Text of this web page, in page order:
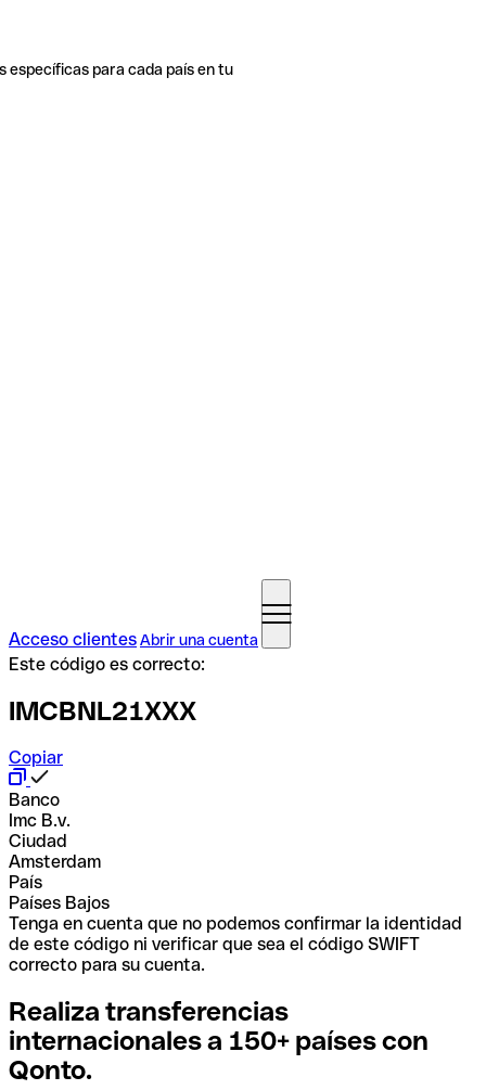
específicas para cada país en tu
Acceso clientesAbrir una cuenta
Este código es correcto:
IMCBNL21XXX
Copiar
Banco
Imc B.v.
Ciudad
Amsterdam
País
Países Bajos
Tenga en cuenta que no podemos confirmar la identidad
de este código ni verificar que sea el código SWIFT
correcto para su cuenta.
Realiza transferencias
internacionales a 150+ países con
Qonto.